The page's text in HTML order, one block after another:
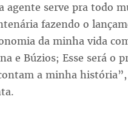
agente serve pra todo
fazendo o
da minha vida
e Búzios; Esse será o
a minha